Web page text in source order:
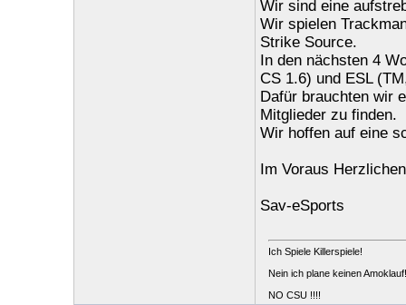
Wir sind eine
Wir spielen
Strike Source.
In den nächsten 4
CS 1.6) und ESL
Dafür brauchten wir
Mitglieder zu finden.
Wir hoffen auf eine
Im Voraus
Sav-eSports
Ich Spiele Killerspiele!
Nein ich plane keinen Amoklauf!
NO CSU !!!!